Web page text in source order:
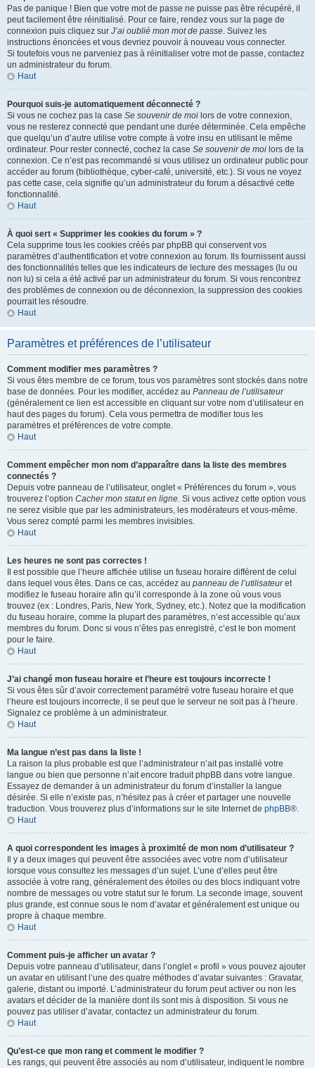
Pas de panique ! Bien que votre mot de passe ne puisse pas être récupéré, il
peut facilement être réinitialisé. Pour ce faire, rendez vous sur la page de
connexion puis cliquez sur J’ai oublié mon mot de passe. Suivez les
instructions énoncées et vous devriez pouvoir à nouveau vous connecter.
Si toutefois vous ne parveniez pas à réinitialiser votre mot de passe, contactez
un administrateur du forum.
Haut
Pourquoi suis-je automatiquement déconnecté ?
Si vous ne cochez pas la case Se souvenir de moi lors de votre connexion,
vous ne resterez connecté que pendant une durée déterminée. Cela empêche
que quelqu’un d’autre utilise votre compte à votre insu en utilisant le même
ordinateur. Pour rester connecté, cochez la case Se souvenir de moi lors de la
connexion. Ce n’est pas recommandé si vous utilisez un ordinateur public pour
accéder au forum (bibliothèque, cyber-café, université, etc.). Si vous ne voyez
pas cette case, cela signifie qu’un administrateur du forum a désactivé cette
fonctionnalité.
Haut
À quoi sert « Supprimer les cookies du forum » ?
Cela supprime tous les cookies créés par phpBB qui conservent vos
paramètres d’authentification et votre connexion au forum. Ils fournissent aussi
des fonctionnalités telles que les indicateurs de lecture des messages (lu ou
non lu) si cela a été activé par un administrateur du forum. Si vous rencontrez
des problèmes de connexion ou de déconnexion, la suppression des cookies
pourrait les résoudre.
Haut
Paramètres et préférences de l’utilisateur
Comment modifier mes paramètres ?
Si vous êtes membre de ce forum, tous vos paramètres sont stockés dans notre
base de données. Pour les modifier, accédez au Panneau de l’utilisateur
(généralement ce lien est accessible en cliquant sur votre nom d’utilisateur en
haut des pages du forum). Cela vous permettra de modifier tous les
paramètres et préférences de votre compte.
Haut
Comment empêcher mon nom d’apparaître dans la liste des membres
connectés ?
Depuis votre panneau de l’utilisateur, onglet « Préférences du forum », vous
trouverez l’option Cacher mon statut en ligne. Si vous activez cette option vous
ne serez visible que par les administrateurs, les modérateurs et vous-même.
Vous serez compté parmi les membres invisibles.
Haut
Les heures ne sont pas correctes !
Il est possible que l’heure affichée utilise un fuseau horaire différent de celui
dans lequel vous êtes. Dans ce cas, accédez au panneau de l’utilisateuret
modifiez le fuseau horaire afin qu’il corresponde à la zone où vous vous
trouvez (ex : Londres, Paris, New York, Sydney, etc.). Notez que la modification
du fuseau horaire, comme la plupart des paramètres, n’est accessible qu’aux
membres du forum. Donc si vous n’êtes pas enregistré, c’est le bon moment
pour le faire.
Haut
J’ai changé mon fuseau horaire et l’heure est toujours incorrecte !
Si vous êtes sûr d’avoir correctement paramétré votre fuseau horaire et que
l’heure est toujours incorrecte, il se peut que le serveur ne soit pas à l’heure.
Signalez ce problème à un administrateur.
Haut
Ma langue n’est pas dans la liste !
La raison la plus probable est que l’administrateur n’ait pas installé votre
langue ou bien que personne n’ait encore traduit phpBB dans votre langue.
Essayez de demander à un administrateur du forum d’installer la langue
désirée. Si elle n’existe pas, n’hésitez pas à créer et partager une nouvelle
traduction. Vous trouverez plus d’informations sur le site Internet de phpBB®.
Haut
A quoi correspondent les images à proximité de mon nom d’utilisateur ?
Il y a deux images qui peuvent être associées avec votre nom d’utilisateur
lorsque vous consultez les messages d’un sujet. L’une d’elles peut être
associée à votre rang, généralement des étoiles ou des blocs indiquant votre
nombre de messages ou votre statut sur le forum. La seconde image, souvent
plus grande, est connue sous le nom d’avatar et généralement est unique ou
propre à chaque membre.
Haut
Comment puis-je afficher un avatar ?
Depuis votre panneau d’utilisateur, dans l’onglet « profil » vous pouvez ajouter
un avatar en utilisant l’une des quatre méthodes d’avatar suivantes : Gravatar,
galerie, distant ou importé. L’administrateur du forum peut activer ou non les
avatars et décider de la manière dont ils sont mis à disposition. Si vous ne
pouvez pas utiliser d’avatar, contactez un administrateur du forum.
Haut
Qu’est-ce que mon rang et comment le modifier ?
Les rangs, qui peuvent être associés au nom d’utilisateur, indiquent le nombre